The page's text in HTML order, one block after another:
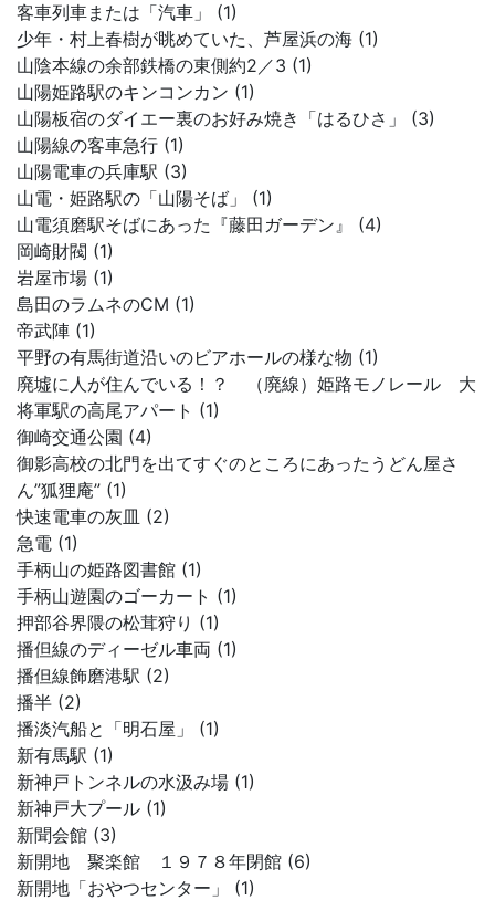
客車列車または「汽車」 (1)
少年・村上春樹が眺めていた、芦屋浜の海 (1)
山陰本線の余部鉄橋の東側約2／3 (1)
山陽姫路駅のキンコンカン (1)
山陽板宿のダイエー裏のお好み焼き「はるひさ」 (3)
山陽線の客車急行 (1)
山陽電車の兵庫駅 (3)
山電・姫路駅の「山陽そば」 (1)
山電須磨駅そばにあった『藤田ガーデン』 (4)
岡崎財閥 (1)
岩屋市場 (1)
島田のラムネのCM (1)
帝武陣 (1)
平野の有馬街道沿いのビアホールの様な物 (1)
廃墟に人が住んでいる！？ （廃線）姫路モノレール 大
将軍駅の高尾アパート (1)
御崎交通公園 (4)
御影高校の北門を出てすぐのところにあったうどん屋さ
ん”狐狸庵” (1)
快速電車の灰皿 (2)
急電 (1)
手柄山の姫路図書館 (1)
手柄山遊園のゴーカート (1)
押部谷界隈の松茸狩り (1)
播但線のディーゼル車両 (1)
播但線飾磨港駅 (2)
播半 (2)
播淡汽船と「明石屋」 (1)
新有馬駅 (1)
新神戸トンネルの水汲み場 (1)
新神戸大プール (1)
新聞会館 (3)
新開地 聚楽館 １９７８年閉館 (6)
新開地「おやつセンター」 (1)